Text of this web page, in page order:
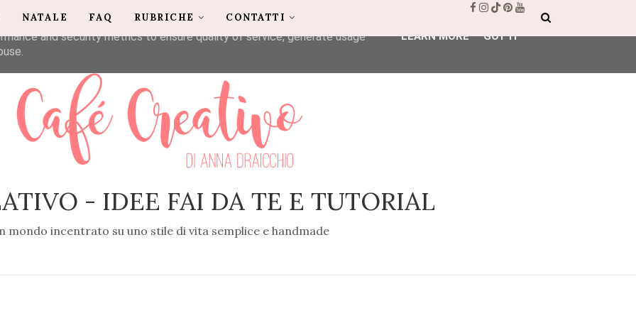
- IDEE FAI DA TE E TUTORIAL
mondo incentrato su uno stile di vita semplice e handmade
NATALE FAQ RUBRICHE CONTATTI
its services and to analyze traffic. Your IP address and user-agent
and security metrics to ensure quality of service, generate usage
LEARN MORE GOT IT